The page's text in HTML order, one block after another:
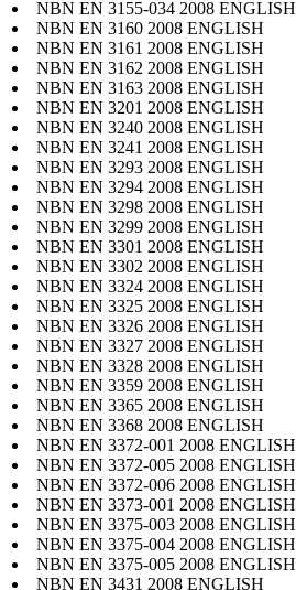
NBN EN 3155-034 2008 ENGLISH
NBN EN 3160 2008 ENGLISH
NBN EN 3161 2008 ENGLISH
NBN EN 3162 2008 ENGLISH
NBN EN 3163 2008 ENGLISH
NBN EN 3201 2008 ENGLISH
NBN EN 3240 2008 ENGLISH
NBN EN 3241 2008 ENGLISH
NBN EN 3293 2008 ENGLISH
NBN EN 3294 2008 ENGLISH
NBN EN 3298 2008 ENGLISH
NBN EN 3299 2008 ENGLISH
NBN EN 3301 2008 ENGLISH
NBN EN 3302 2008 ENGLISH
NBN EN 3324 2008 ENGLISH
NBN EN 3325 2008 ENGLISH
NBN EN 3326 2008 ENGLISH
NBN EN 3327 2008 ENGLISH
NBN EN 3328 2008 ENGLISH
NBN EN 3359 2008 ENGLISH
NBN EN 3365 2008 ENGLISH
NBN EN 3368 2008 ENGLISH
NBN EN 3372-001 2008 ENGLISH
NBN EN 3372-005 2008 ENGLISH
NBN EN 3372-006 2008 ENGLISH
NBN EN 3373-001 2008 ENGLISH
NBN EN 3375-003 2008 ENGLISH
NBN EN 3375-004 2008 ENGLISH
NBN EN 3375-005 2008 ENGLISH
NBN EN 3431 2008 ENGLISH